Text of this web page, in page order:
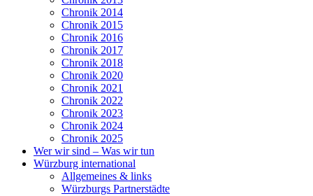
Chronik 2014
Chronik 2015
Chronik 2016
Chronik 2017
Chronik 2018
Chronik 2020
Chronik 2021
Chronik 2022
Chronik 2023
Chronik 2024
Chronik 2025
Wer wir sind – Was wir tun
Würzburg international
Allgemeines & links
Würzburgs Partnerstädte